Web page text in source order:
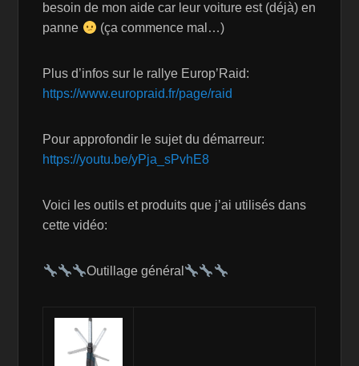
besoin de mon aide car leur voiture est (déjà) en
panne
(ça commence mal…)
Plus d’infos sur le rallye Europ’Raid:
https://www.europraid.fr/page/raid
Pour approfondir le sujet du démarreur:
https://youtu.be/yPja_sPvhE8
Voici les outils et produits que j’ai utilisés dans
cette vidéo:
Outillage général